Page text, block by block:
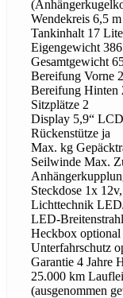
Wendekreis 6,5 m
Tankinhalt 17
Eigengewicht
Gesamtgewicht
Bereifung Vorne
Bereifung Hinten
Sitzplätze 2
Display 5,9“
Rückenstütze ja
Max. kg
Seilwinde Max.
Steckdose 1x
Lichttechnik
LED-
Heckbox optional
Unterfahrschutz
Garantie 4 Jahre
25.000 km
(ausgenommen